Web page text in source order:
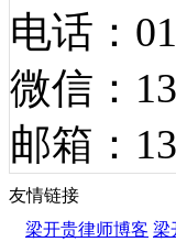
电话：
微信：
邮箱：
友情链接
梁开贵律师博客 梁